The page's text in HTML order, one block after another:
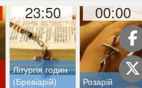
23:50
Літургія годин
(Бревіарій)
00:00
Розарій